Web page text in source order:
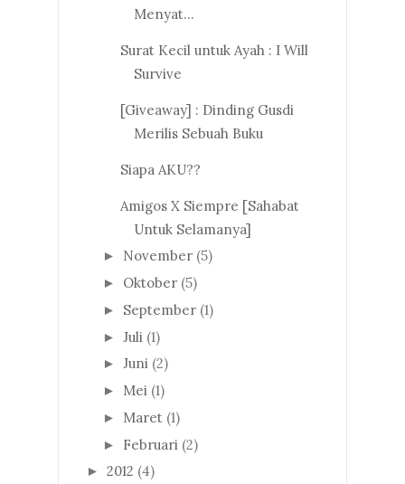
Menyat...
Surat Kecil untuk Ayah : I Will
Survive
[Giveaway] : Dinding Gusdi
Merilis Sebuah Buku
Siapa AKU??
Amigos X Siempre [Sahabat
Untuk Selamanya]
► November (5)
► Oktober (5)
► September (1)
► Juli (1)
► Juni (2)
► Mei (1)
► Maret (1)
► Februari (2)
► 2012 (4)